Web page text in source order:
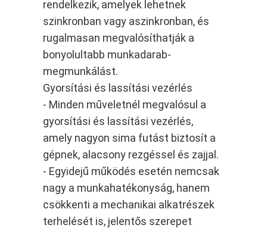
rendelkezik, amelyek lehetnek
szinkronban vagy aszinkronban, és
rugalmasan megvalósíthatják a
bonyolultabb munkadarab-
megmunkálást.
Gyorsítási és lassítási vezérlés
- Minden műveletnél megvalósul a
gyorsítási és lassítási vezérlés,
amely nagyon sima futást biztosít a
gépnek, alacsony rezgéssel és zajjal.
- Egyidejű működés esetén nemcsak
nagy a munkahatékonyság, hanem
csökkenti a mechanikai alkatrészek
terhelését is, jelentős szerepet